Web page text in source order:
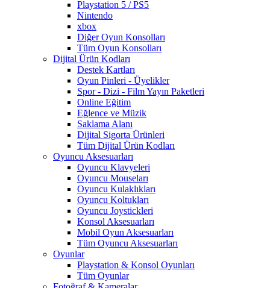
Playstation 5 / PS5
Nintendo
xbox
Diğer Oyun Konsolları
Tüm Oyun Konsolları
Dijital Ürün Kodları
Destek Kartları
Oyun Pinleri - Üyelikler
Spor - Dizi - Film Yayın Paketleri
Online Eğitim
Eğlence ve Müzik
Saklama Alanı
Dijital Sigorta Ürünleri
Tüm Dijital Ürün Kodları
Oyuncu Aksesuarları
Oyuncu Klavyeleri
Oyuncu Mouseları
Oyuncu Kulaklıkları
Oyuncu Koltukları
Oyuncu Joystickleri
Konsol Aksesuarları
Mobil Oyun Aksesuarları
Tüm Oyuncu Aksesuarları
Oyunlar
Playstation & Konsol Oyunları
Tüm Oyunlar